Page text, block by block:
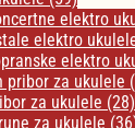
elektro
elektro
elektro
pribor za ukulele
za ukulele (28)
za ukulele